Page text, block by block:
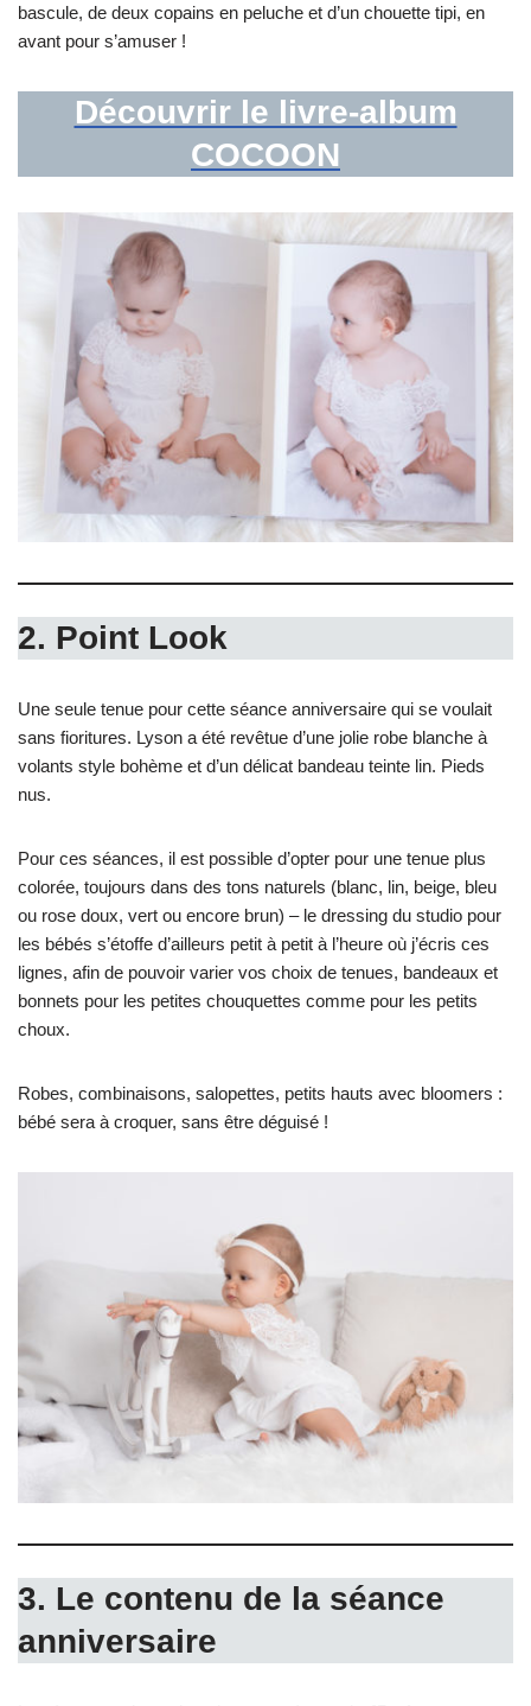
bascule, de deux copains en peluche et d’un chouette tipi, en
avant pour s’amuser !
Découvrir le livre-album
COCOON
2. Point Look
Une seule tenue pour cette séance anniversaire qui se voulait
sans fioritures. Lyson a été revêtue d’une jolie robe blanche à
volants style bohème et d’un délicat bandeau teinte lin. Pieds
nus.
Pour ces séances, il est possible d’opter pour une tenue plus
colorée, toujours dans des tons naturels (blanc, lin, beige, bleu
ou rose doux, vert ou encore brun) – le dressing du studio pour
les bébés s’étoffe d’ailleurs petit à petit à l’heure où j’écris ces
lignes, afin de pouvoir varier vos choix de tenues, bandeaux et
bonnets pour les petites chouquettes comme pour les petits
choux.
Robes, combinaisons, salopettes, petits hauts avec bloomers :
bébé sera à croquer, sans être déguisé !
3. Le contenu de la séance
anniversaire